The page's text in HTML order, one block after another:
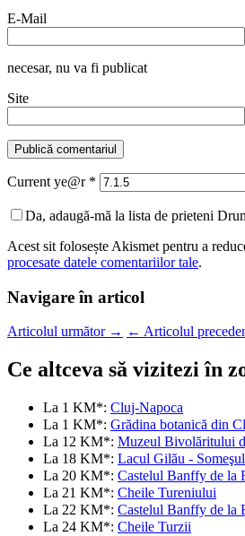
E-Mail
necesar, nu va fi publicat
Site
Current ye@r *
Da, adaugă-mă la lista de prieteni
Acest sit folosește Akismet pentru a
procesate datele comentariilor tale.
Navigare în articol
Articolul următor → ← Articolul
Ce altceva să vizitezi în
La 1 KM*: Cluj-Napoca
La 1 KM*: Grădina botanică din
La 12 KM*: Muzeul Bivolăritului
La 18 KM*: Lacul Gilău -
La 20 KM*: Castelul Banffy de la
La 21 KM*: Cheile Tureniului
La 22 KM*: Castelul Banffy de la
La 24 KM*: Cheile Turzii